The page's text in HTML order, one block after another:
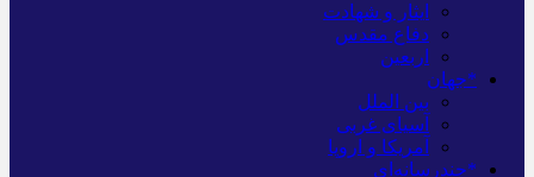
ایثار و شهادت
دفاع مقدس
اربعین
*جهان
بین الملل
آسیای غربی
آمریکا و اروپا
*چندرسانه‌ای